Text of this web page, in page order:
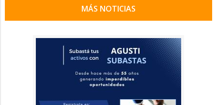
MÁS NOTICIAS